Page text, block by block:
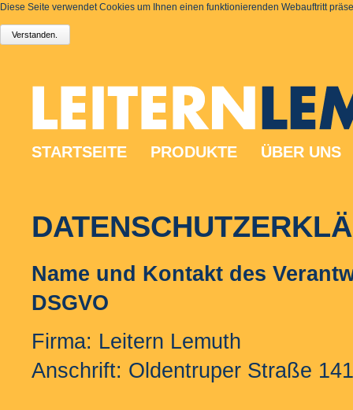
Diese Seite verwendet Cookies um Ihnen einen funktionierenden Webauftritt
STARTSEITE PRODUKTE ÜBER UNS
Name und Kontakt des
DSGVO
Firma: Leitern Lemuth
Anschrift: Oldentruper Straße